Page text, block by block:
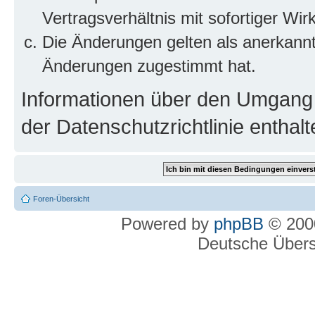
Vertragsverhältnis mit sofortiger
Die Änderungen gelten als
Änderungen zugestimmt hat.
Informationen über den
der Datenschutzrichtlinie
Foren-Übersicht
Powered by phpBB ©
Deutsche